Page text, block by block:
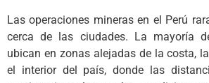
Las operaciones mineras en el Perú
cerca de las ciudades. La mayoría
ubican en zonas alejadas de la costa,
el interior del país, donde las